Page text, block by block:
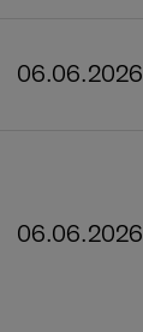
06.06.2026
06.06.2026